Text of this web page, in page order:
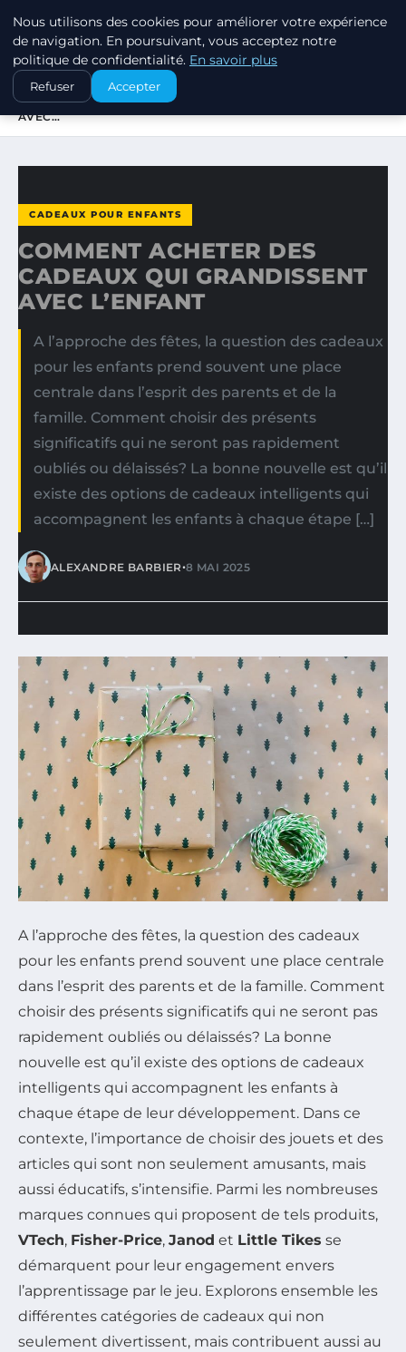
SWISSTALES
ACCUEIL
CADEAUX POUR ENFANTS
COMMENT ACHETER DES CADEAUX QUI GRANDISSENT
AVEC…
CADEAUX POUR ENFANTS
COMMENT ACHETER DES
CADEAUX QUI GRANDISSENT
AVEC L’ENFANT
A l’approche des fêtes, la question des cadeaux
pour les enfants prend souvent une place
centrale dans l’esprit des parents et de la
famille. Comment choisir des présents
significatifs qui ne seront pas rapidement
oubliés ou délaissés? La bonne nouvelle est qu’il
existe des options de cadeaux intelligents qui
accompagnent les enfants à chaque étape […]
ALEXANDRE BARBIER•8 MAI 2025
A l’approche des fêtes, la question des cadeaux
pour les enfants prend souvent une place centrale
dans l’esprit des parents et de la famille. Comment
choisir des présents significatifs qui ne seront pas
rapidement oubliés ou délaissés? La bonne
nouvelle est qu’il existe des options de cadeaux
intelligents qui accompagnent les enfants à
chaque étape de leur développement. Dans ce
contexte, l’importance de choisir des jouets et des
articles qui sont non seulement amusants, mais
aussi éducatifs, s’intensifie. Parmi les nombreuses
marques connues qui proposent de tels produits,
VTech, Fisher-Price, Janod et Little Tikes se
démarquent pour leur engagement envers
l’apprentissage par le jeu. Explorons ensemble les
différentes catégories de cadeaux qui non
seulement divertissent, mais contribuent aussi au
Nous utilisons des cookies pour améliorer votre expérience
de navigation. En poursuivant, vous acceptez notre
politique de confidentialité. En savoir plus
Refuser Accepter